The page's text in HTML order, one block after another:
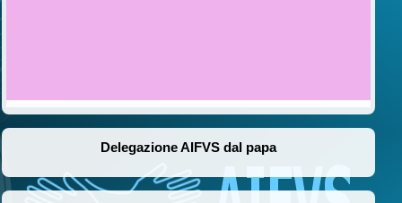
Delegazione AIFVS dal papa